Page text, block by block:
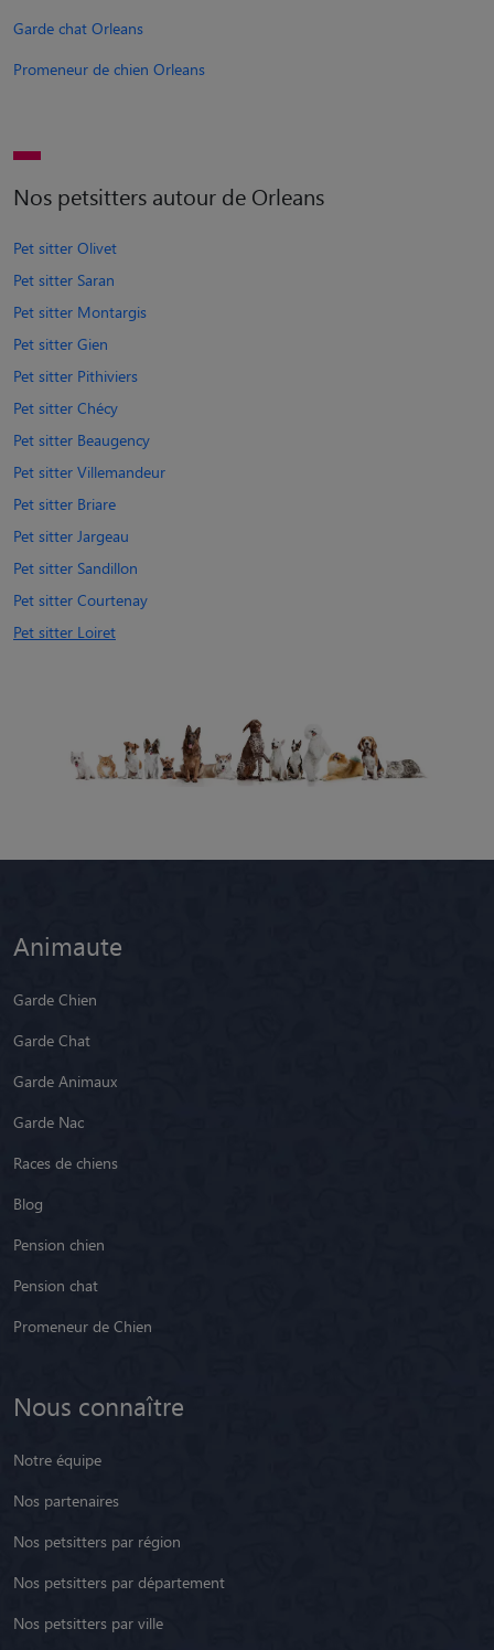
Garde chat Orleans
Promeneur de chien Orleans
Nos petsitters autour de Orleans
Pet sitter Olivet
Pet sitter Saran
Pet sitter Montargis
Pet sitter Gien
Pet sitter Pithiviers
Pet sitter Chécy
Pet sitter Beaugency
Pet sitter Villemandeur
Pet sitter Briare
Pet sitter Jargeau
Pet sitter Sandillon
Pet sitter Courtenay
Pet sitter Loiret
Animaute
Garde Chien
Garde Chat
Garde Animaux
Garde Nac
Races de chiens
Blog
Pension chien
Pension chat
Promeneur de Chien
Nous connaître
Notre équipe
Nos partenaires
Nos petsitters par région
Nos petsitters par département
Nos petsitters par ville